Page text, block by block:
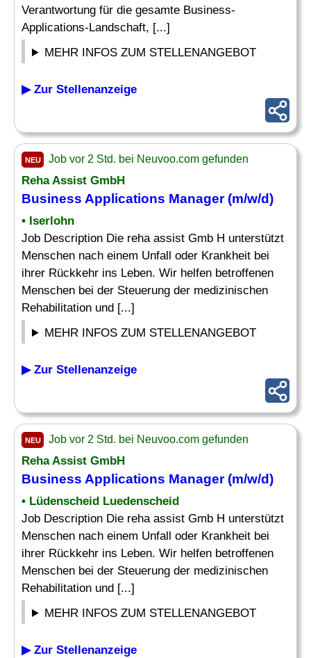
Verantwortung für die gesamte Business-
Applications-Landschaft, [...]
MEHR INFOS ZUM STELLENANGEBOT
▶ Zur Stellenanzeige
NEU Job vor 2 Std. bei Neuvoo.com gefunden
Reha Assist GmbH
Business Applications Manager (m/w/d)
• Iserlohn
Job Description Die reha assist Gmb H unterstützt
Menschen nach einem Unfall oder Krankheit bei
ihrer Rückkehr ins Leben. Wir helfen betroffenen
Menschen bei der Steuerung der medizinischen
Rehabilitation und [...]
MEHR INFOS ZUM STELLENANGEBOT
▶ Zur Stellenanzeige
NEU Job vor 2 Std. bei Neuvoo.com gefunden
Reha Assist GmbH
Business Applications Manager (m/w/d)
• Lüdenscheid Luedenscheid
Job Description Die reha assist Gmb H unterstützt
Menschen nach einem Unfall oder Krankheit bei
ihrer Rückkehr ins Leben. Wir helfen betroffenen
Menschen bei der Steuerung der medizinischen
Rehabilitation und [...]
MEHR INFOS ZUM STELLENANGEBOT
▶ Zur Stellenanzeige